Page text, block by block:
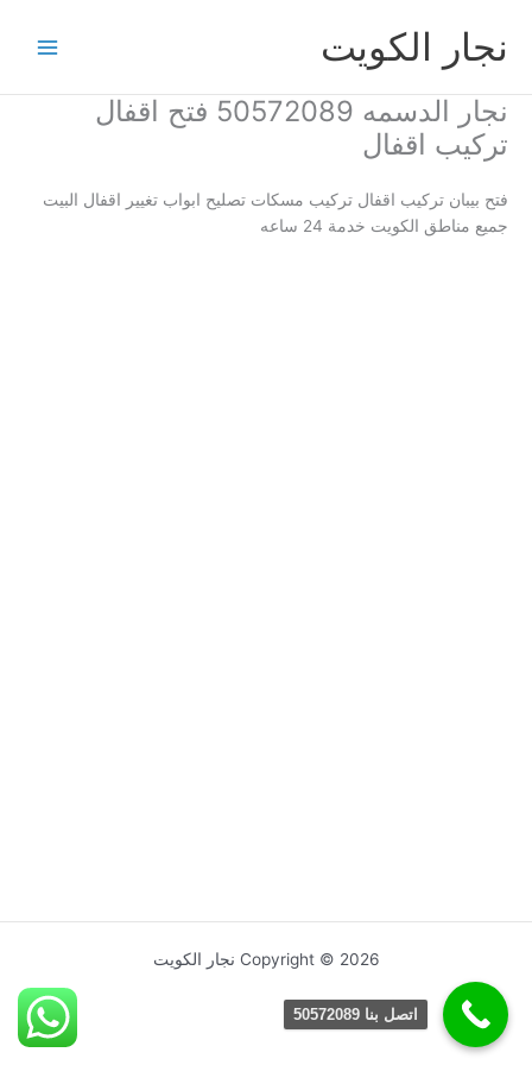
المحتوىنجار الكويت
نجار الدسمه 50572089 فتح اقفال
تركيب اقفال
فتح بيبان تركيب اقفال تركيب مسكات تصليح ابواب تغيير اقفال البيت
جميع مناطق الكويت خدمة 24 ساعه
Copyright © 2026 نجار الكويت
اتصل بنا 50572089